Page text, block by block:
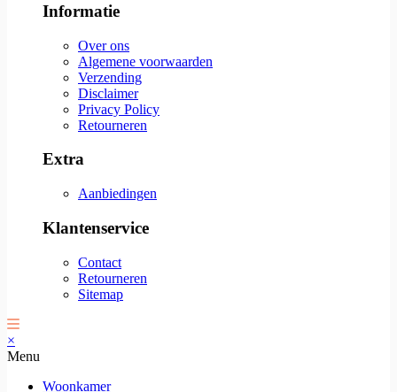
Informatie
Over ons
Algemene voorwaarden
Verzending
Disclaimer
Privacy Policy
Retourneren
Extra
Aanbiedingen
Klantenservice
Contact
Retourneren
Sitemap
×
Menu
Woonkamer